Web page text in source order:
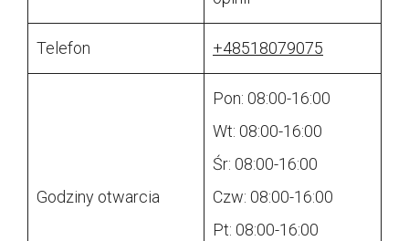
Telefon +48518079075
Godziny otwarcia
Pon: 08:00-16:00
Wt: 08:00-16:00
Śr: 08:00-16:00
Czw: 08:00-16:00
Pt: 08:00-16:00